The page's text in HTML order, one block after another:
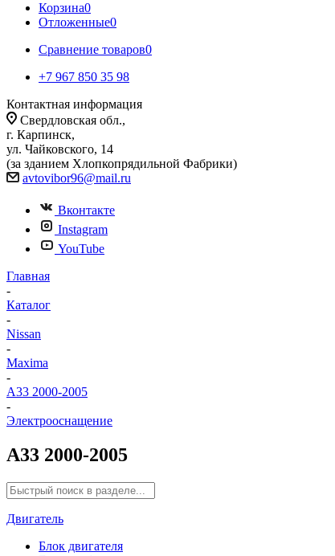
Корзина0
Отложенные0
Сравнение товаров0
+7 967 850 35 98
Контактная информация
Свердловская обл.,
г. Карпинск,
ул. Чайковского, 14
(за зданием Хлопкопрядильной Фабрики)
avtovibor96@mail.ru
Вконтакте
Instagram
YouTube
Главная
-
Каталог
-
Nissan
-
Maxima
-
A33 2000-2005
-
Электрооснащение
A33 2000-2005
Двигатель
Блок двигателя